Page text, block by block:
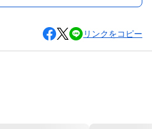
リンクをコピー